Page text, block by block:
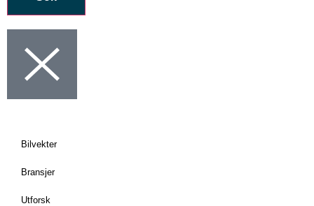
Bilvekter
Bransjer
Utforsk